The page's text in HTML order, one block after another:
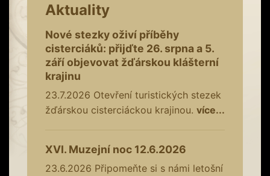
Aktuality
Nové stezky oživí příběhy
cisterciáků: přijďte 26. srpna a 5.
září objevovat žďárskou klášterní
krajinu
23.7.2026 Otevření turistických stezek
žďárskou cisterciáckou krajinou. více...
XVI. Muzejní noc 12.6.2026
23.6.2026 Připomeňte si s námi letošní